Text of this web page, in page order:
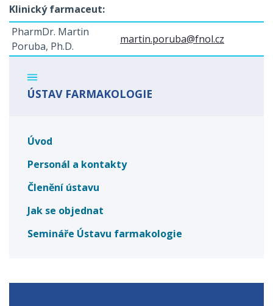
Klinický farmaceut:
PharmDr. Martin
Poruba, Ph.D.
martin.poruba@fnol.cz
ÚSTAV FARMAKOLOGIE
Úvod
Personál a kontakty
Členění ústavu
Jak se objednat
Semináře Ústavu farmakologie